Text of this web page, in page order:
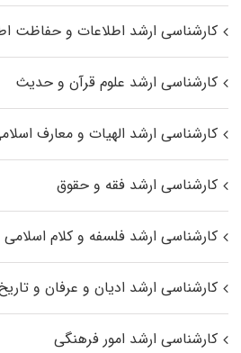
کارشناسی ارشد اطلاعات و حفاظت
کارشناسی ارشد علوم قرآن و حدیث
کارشناسی ارشد الهیات و معارف
کارشناسی ارشد فقه و حقوق
کارشناسی ارشد فلسفه و کلام اسلامی
کارشناسی ارشد ادیان و عرفان و
کارشناسی ارشد امور فرهنگی